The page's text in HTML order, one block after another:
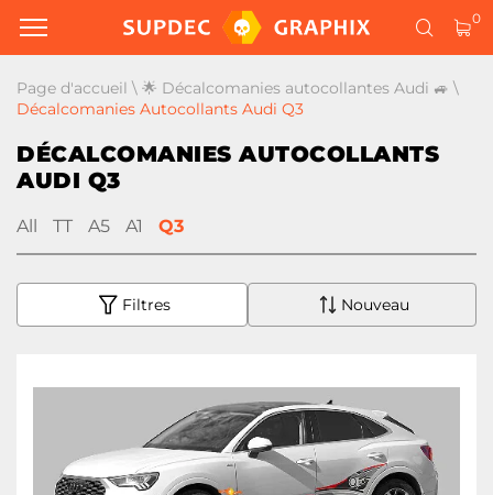
0
Page d'accueil \ 🌟 Décalcomanies autocollantes Audi 🚙 \
Décalcomanies Autocollants Audi Q3
DÉCALCOMANIES AUTOCOLLANTS
AUDI Q3
All TT A5 A1 Q3
Filtres Nouveau